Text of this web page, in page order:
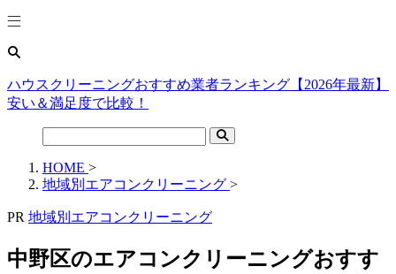
ハウスクリーニングおすすめ業者ランキング【2026年最新】
安い＆満足度で比較！
HOME >
地域別エアコンクリーニング >
PR 地域別エアコンクリーニング
中野区のエアコンクリーニングおすす